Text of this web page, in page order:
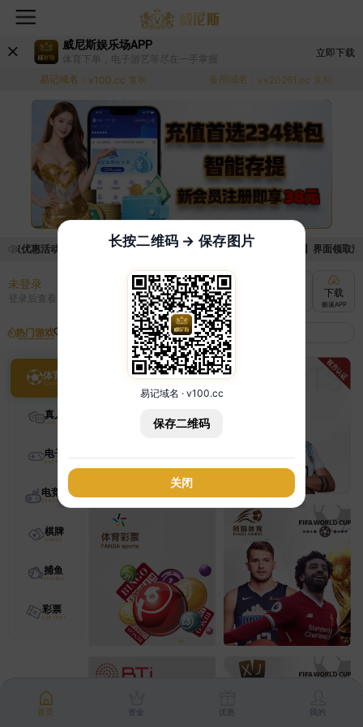
威尼斯娱乐场APP
体育下单，电子游艺等尽在一手掌握
立即下载
易记域名： v100.cc 复制 备用域名： vv20261.cc 复制
取优惠活动的手续麻烦，已新增优惠系统，现在可以前往【福利中心】界面领取
未登录
登录后查看 充值
快速到账
下载
极速APP
热门游戏
体育
真人
电子
电竞
棋牌
捕鱼
彩票
首页 资金 优惠 我的
长按二维码 → 保存图片
易记域名 · v100.cc
保存二维码
关闭